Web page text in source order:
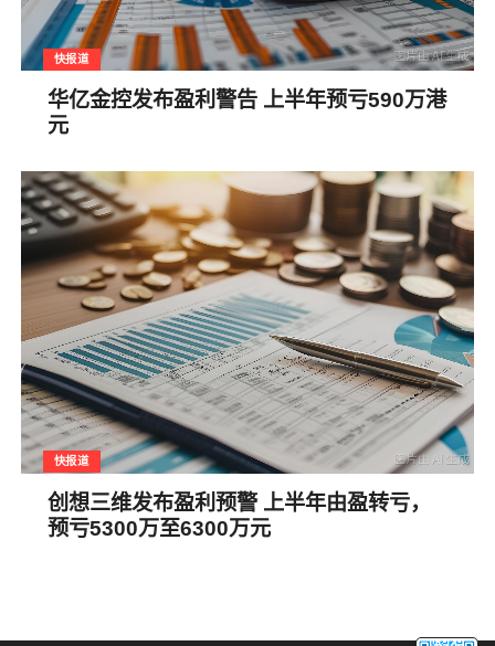
快报道
华亿金控发布盈利警告 上半年预亏590万港
元
快报道
创想三维发布盈利预警 上半年由盈转亏，
预亏5300万至6300万元